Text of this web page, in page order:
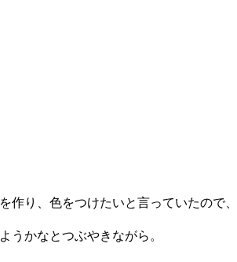
り、色をつけたいと言っていたので
うかなとつぶやきながら。